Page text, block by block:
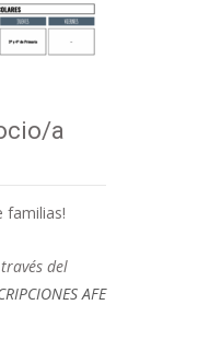
a
familias!
del
AFE